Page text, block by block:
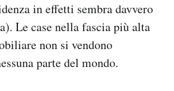
in effetti sembra davvero
Le case nella fascia più alta
non si vendono
parte del mondo.